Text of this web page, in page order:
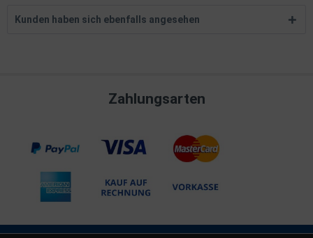
Kunden haben sich ebenfalls angesehen
Zahlungsarten